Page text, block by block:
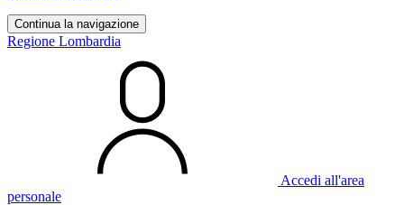
Continua la navigazione
Regione Lombardia
Accedi all'area
personale